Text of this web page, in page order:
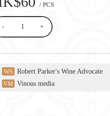
/ PCS
- +
WA Robert Parker's Wine Advocate
VM Vinous media